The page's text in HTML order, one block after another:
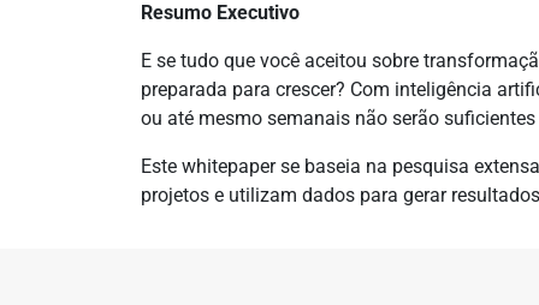
Resumo Executivo
E se tudo que você aceitou sobre
preparada para crescer? Com inteligência
ou até mesmo semanais não serão
Este whitepaper se baseia na pesquisa
projetos e utilizam dados para gerar